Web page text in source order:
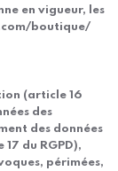
en vigueur, les
boutique/
(article 16
des
des données
du RGPD),
périmées,